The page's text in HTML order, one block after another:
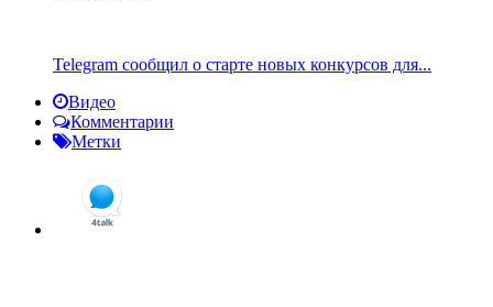
Telegram сообщил о старте новых конкурсов для...
Видео
Комментарии
Метки